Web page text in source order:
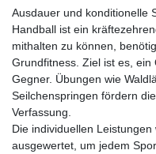
Ausdauer und konditionelle
Handball ist ein
mithalten zu können,
Grundfitness. Ziel ist es,
Gegner. Übungen wie
Seilchenspringen fördern
Verfassung.
Die individuellen
ausgewertet, um jedem